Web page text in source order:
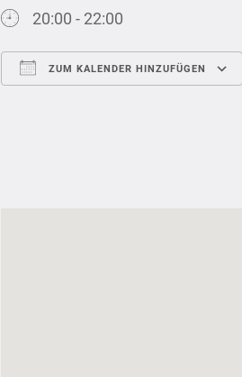
20:00 - 22:00
ZUM KALENDER HINZUFÜGEN